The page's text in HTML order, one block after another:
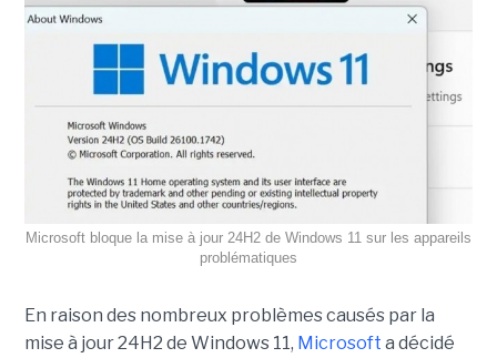
Microsoft bloque la mise à jour 24H2 de Windows 11 sur les appareils
problématiques
En raison des nombreux problèmes causés par la
mise à jour 24H2 de Windows 11, Microsoft a décidé